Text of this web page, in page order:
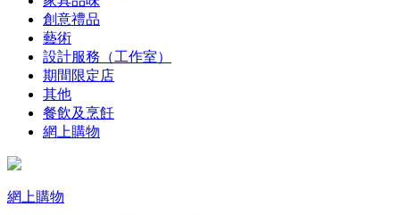
創意禮品
藝術
設計服務（工作室）
期間限定店
其他
餐飲及烹飪
網上購物
網上購物